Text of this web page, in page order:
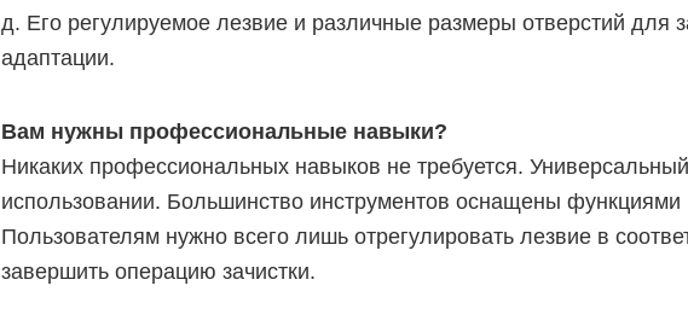
д. Его регулируемое лезвие и различные размеры отверстий для
адаптации.
Вам нужны профессиональные навыки?
Никаких профессиональных навыков не требуется.
использовании. Большинство инструментов оснащены функциями
Пользователям нужно всего лишь отрегулировать лезвие в
завершить операцию зачистки.